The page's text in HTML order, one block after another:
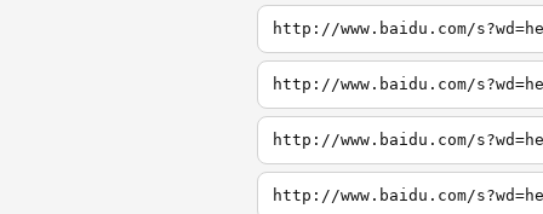
http://www.baidu.com/
http://www.baidu.com/
http://www.baidu.com/
http://www.baidu.com/